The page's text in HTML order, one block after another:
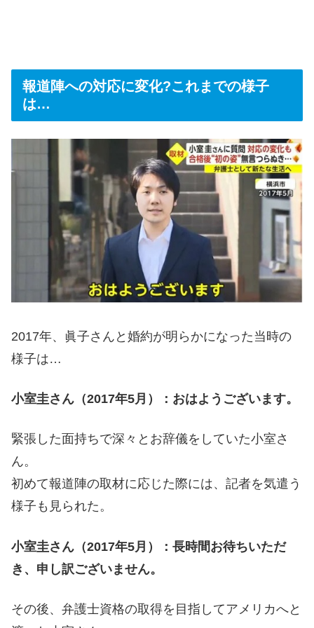
報道陣への対応に変化?これまでの様子
は…
2017年、眞子さんと婚約が明らかになった当時の
様子は…
小室圭さん（2017年5月）：おはようございます。
緊張した面持ちで深々とお辞儀をしていた小室さ
ん。
初めて報道陣の取材に応じた際には、記者を気遣う
様子も見られた。
小室圭さん（2017年5月）：長時間お待ちいただ
き、申し訳ございません。
その後、弁護士資格の取得を目指してアメリカへと